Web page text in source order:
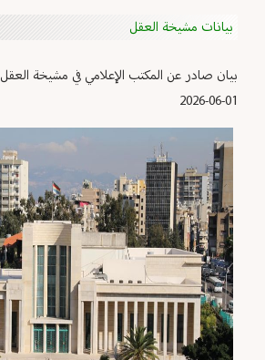
بيانات مشيخة العقل
بيان صادر عن المكتب الإعلامي في مشيخة العقل
2026-06-01